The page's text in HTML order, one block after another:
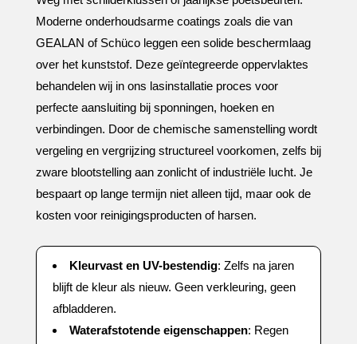
Moderne onderhoudsarme coatings zoals die van
GEALAN of Schüco leggen een solide beschermlaag
over het kunststof.​ Deze geïntegreerde oppervlaktes
behandelen wij in ons lasinstallatie proces voor
perfecte aansluiting bij sponningen, hoeken en
verbindingen.​ Door de chemische samenstelling wordt
vergeling en vergrijzing structureel voorkomen, zelfs bij
zware blootstelling aan zonlicht of industriële lucht.​ Je
bespaart op lange termijn niet alleen tijd, maar ook de
kosten voor reinigingsproducten of harsen.​
Kleurvast en UV-bestendig: Zelfs na jaren
blijft de kleur als nieuw.​ Geen verkleuring, geen
afbladderen.​
Waterafstotende eigenschappen: Regen